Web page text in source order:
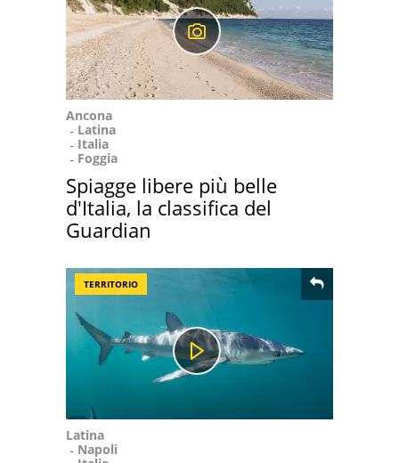
Ancona
Latina
Italia
Foggia
Spiagge libere più belle
d'Italia, la classifica del
Guardian
TERRITORIO
Latina
Napoli